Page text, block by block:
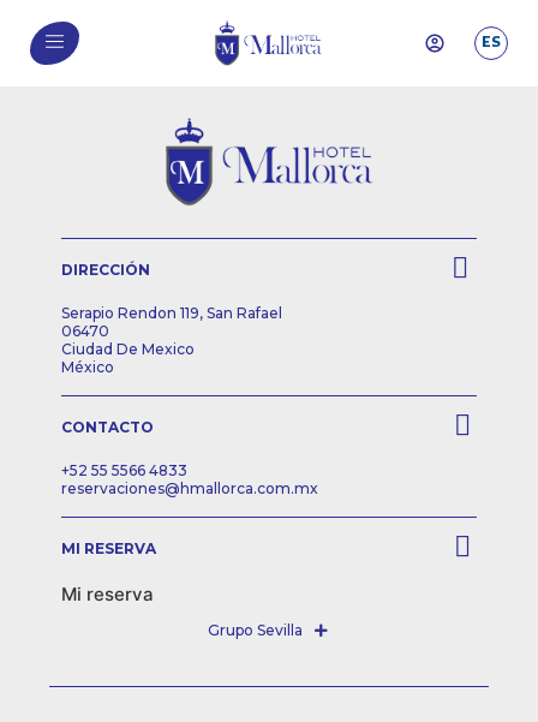
ES
DIRECCIÓN
Serapio Rendon 119, San Rafael
06470
Ciudad De Mexico
México
CONTACTO
+52 55 5566 4833
reservaciones@hmallorca.com.mx
MI RESERVA
Mi reserva